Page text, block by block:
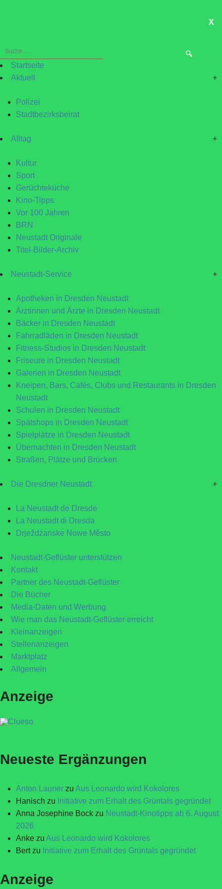
X
Suche
nach:Startseite
Aktuell
+
Polizei
Stadtbezirksbeirat
Alltag +
Kultur
Sport
Gerüchteküche
Kino-Tipps
Vor 100 Jahren
BRN
Neustadt Originale
Titel-Bilder-Archiv
Neustadt-Service +
Apotheken in Dresden Neustadt
Ärztinnen und Ärzte in Dresden Neustadt
Bäcker in Dresden Neustadt
Fahrradläden in Dresden Neustadt
Fitness-Studios in Dresden Neustadt
Friseure in Dresden Neustadt
Galerien in Dresden Neustadt
Kneipen, Bars, Cafés, Clubs und Restaurants in Dresden
Neustadt
Schulen in Dresden Neustadt
Spätshops in Dresden Neustadt
Spielplätze in Dresden Neustadt
Übernachten in Dresden Neustadt
Straßen, Plätze und Brücken
Die Dresdner Neustadt +
La Neustadt de Dresde
La Neustadt di Dresda
Drježdźanske Nowe Město
Neustadt-Geflüster unterstützen
Kontakt
Partner des Neustadt-Geflüster
Die Bücher
Media-Daten und Werbung
Wie man das Neustadt-Geflüster erreicht
Kleinanzeigen
Stellenanzeigen
Marktplatz
Allgemein
Anzeige
Neueste Ergänzungen
Anton Launer zu Aus Leonardo wird Kokolores
Hanisch zu Initiative zum Erhalt des Grüntals gegründet
Anna Josephine Bock zu Neustadt-Kinotipps ab 6. August
2026
Anke zu Aus Leonardo wird Kokolores
Bertzu Initiative zum Erhalt des Grüntals gegründet
Anzeige